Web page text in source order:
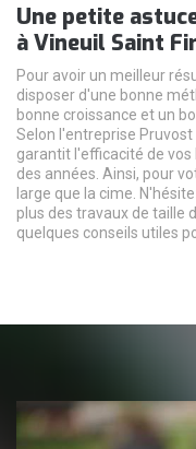
Une petite
à Vineuil Saint
Pour avoir un meilleur
disposer d'une bonne
bonne croissance et un
Selon l'entreprise Pruvost
garantit l'efficacité de vos
des années. Ainsi, pour
large que la cime.
plus des travaux de taille
quelques conseils utiles